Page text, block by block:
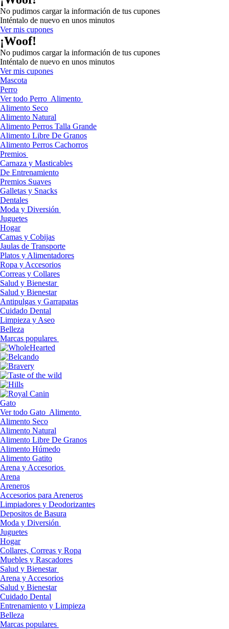
No pudimos cargar la información de tus cupones
Inténtalo de nuevo en unos minutos
Ver mis cupones
¡Woof!
No pudimos cargar la información de tus cupones
Inténtalo de nuevo en unos minutos
Ver mis cupones
Mascota
Perro
Ver todo Perro Alimento
Alimento Seco
Alimento Natural
Alimento Perros Talla Grande
Alimento Libre De Granos
Alimento Perros Cachorros
Premios
Carnaza y Masticables
De Entrenamiento
Premios Suaves
Galletas y Snacks
Dentales
Moda y Diversión
Juguetes
Hogar
Camas y Cobijas
Jaulas de Transporte
Platos y Alimentadores
Ropa y Accesorios
Correas y Collares
Salud y Bienestar
Salud y Bienestar
Antipulgas y Garrapatas
Cuidado Dental
Limpieza y Aseo
Belleza
Marcas populares
Gato
Ver todo Gato Alimento
Alimento Seco
Alimento Natural
Alimento Libre De Granos
Alimento Húmedo
Alimento Gatito
Arena y Accesorios
Arena
Areneros
Accesorios para Areneros
Limpiadores y Deodorizantes
Depositos de Basura
Moda y Diversión
Juguetes
Hogar
Collares, Correas y Ropa
Muebles y Rascadores
Salud y Bienestar
Arena y Accesorios
Salud y Bienestar
Cuidado Dental
Entrenamiento y Limpieza
Belleza
Marcas populares